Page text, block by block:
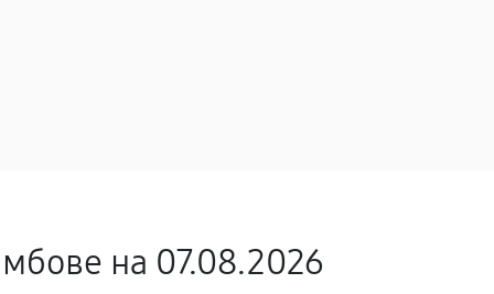
на 07.08.2026